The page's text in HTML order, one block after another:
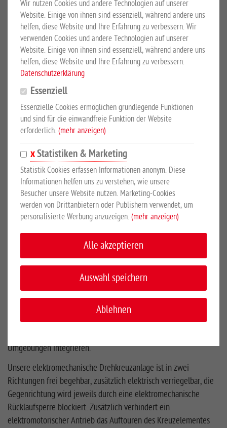
Funktion:Das Drehkreuz ist in 2 Richtungen frei begehbar,
zusätzlich elektrisch verriegelbar, die Gegenrichtung wird jeweils
durch eine elektromechanische Rücklaufsperre blockiert.
Zusätzlich verhindert ein elektromotorischer Antrieb das
Auftouren des Kreuzelementes und sorgt nach ca. 30 Grad
Drehbewegung für ein selbsttätiges Einrasten und Verriegeln in
der Endstellung.
Steuerung:Einzelfreigabe in jeweils eine Richtung, Anschluss für
bauseitige Bediengeräte wie Kartenleser, Münzautomat usw.,
automatische Verriegelung nach abgelaufener Zeit, Verriegelung
der Eingangsrichtung bei Stromausfall, LED Rot-Grün Innen und
Aussen für Freigabeanzeige, Edelstahlbedientaster Einzelfreigabe
Innen.
sind Drehkreuzanlagen verlässliche Lösungen. Die Steuerung des
Personenflusses kann dabei sehr unterschiedlich gestaltet
werden: Von der einfachen Vereinzelung von Personen bis hin
zur automatisierten Zugangskontrolle für autorisiertes Personal.
Mit zusätzlichen Funktionselementen kann so jede
Sicherheitsstufe verlässlich erreicht werden. Durch unsere
unterschiedlichen Designvarianten und Farben lassen sich
Umgebungen integrieren.
Unsere elektromechanische Drehkreuzanlage ist in zwei
Richtungen frei begehbar, zusätzlich elektrisch verriegelbar, die
Gegenrichtung wird jeweils durch eine elektromechanische
Rücklaufsperre blockiert. Zusätzlich verhindert ein
elektromotorischer Antrieb das Auftouren des Kreuzelementes
Wir nutzen Cookies und andere Technologien auf unserer
Website. Einige von ihnen sind essenziell, während andere uns
helfen, diese Website und Ihre Erfahrung zu verbessern. Wir
verwenden Cookies und andere Technologien auf unserer
Website. Einige von ihnen sind essenziell, während andere uns
helfen, diese Website und Ihre Erfahrung zu verbessern.
Datenschutzerklärung
Essenziell
Essenzielle Cookies ermöglichen grundlegende Funktionen
und sind für die einwandfreie Funktion der Website
erforderlich. (mehr anzeigen)
Statistiken & Marketing
Statistik Cookies erfassen Informationen anonym. Diese
Informationen helfen uns zu verstehen, wie unsere
Besucher unsere Website nutzen. Marketing-Cookies
werden von Drittanbietern oder Publishern verwendet, um
personalisierte Werbung anzuzeigen. (mehr anzeigen)
Alle akzeptieren
Auswahl speichern
Ablehnen